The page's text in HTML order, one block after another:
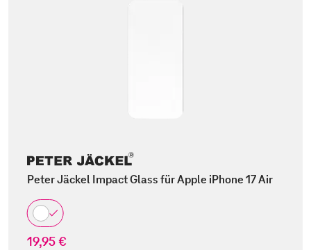
Peter Jäckel Impact Glass für Apple iPhone 17 Air
19,95 €